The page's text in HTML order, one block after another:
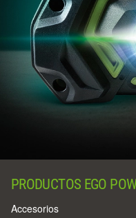
PRODUCTOS EGO
Accesorios